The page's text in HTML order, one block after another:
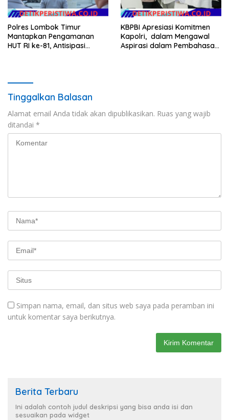
Polres Lombok Timur
Mantapkan Pengamanan
HUT RI ke-81, Antisipasi
KBPBI Apresiasi Komitmen
Kapolri, dalam Mengawal
Aspirasi dalam Pembahasan
Tinggalkan Balasan
Alamat email Anda tidak akan dipublikasikan. Ruas yang wajib
ditandai *
Simpan nama, email, dan situs web saya pada peramban ini
untuk komentar saya berikutnya.
Berita Terbaru
Ini adalah contoh judul deskripsi yang bisa anda isi dan
sesuaikan pada widget